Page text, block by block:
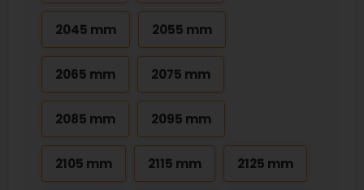
2045 mm 2055 mm
2065 mm 2075 mm
2085 mm 2095 mm
2105 mm 2115 mm 2125 mm